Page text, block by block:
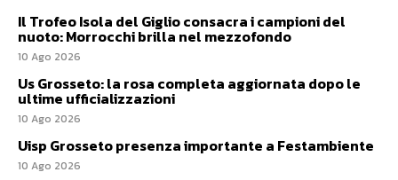
Il Trofeo Isola del Giglio consacra i campioni del
nuoto: Morrocchi brilla nel mezzofondo
10 Ago 2026
Us Grosseto: la rosa completa aggiornata dopo le
ultime ufficializzazioni
10 Ago 2026
Uisp Grosseto presenza importante a Festambiente
10 Ago 2026